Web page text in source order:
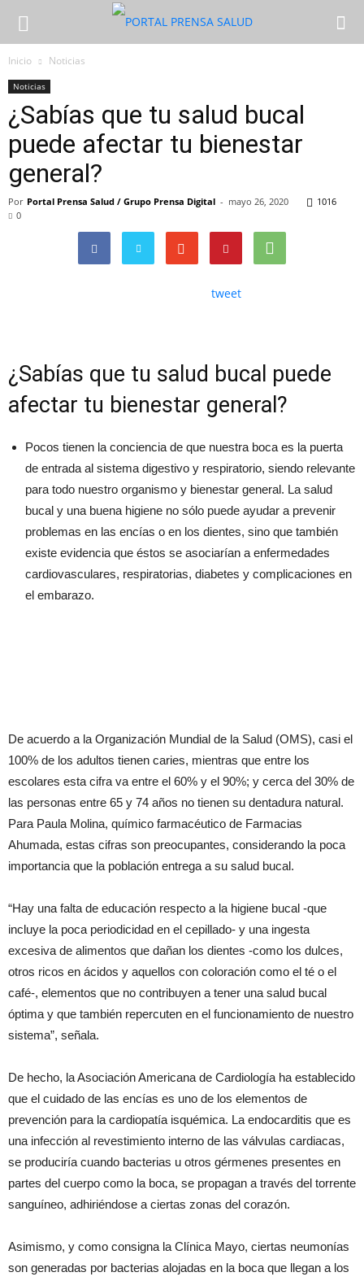
Inicio Noticias
Noticias
¿Sabías que tu salud bucal
puede afectar tu bienestar
general?
Por Portal Prensa Salud / Grupo Prensa Digital - mayo 26, 2020
1016
0
tweet
¿Sabías que tu salud bucal puede
afectar tu bienestar general?
Pocos tienen la conciencia de que nuestra boca es la puerta
de entrada al sistema digestivo y respiratorio, siendo relevante
para todo nuestro organismo y bienestar general. La salud
bucal y una buena higiene no sólo puede ayudar a prevenir
problemas en las encías o en los dientes, sino que también
existe evidencia que éstos se asociarían a enfermedades
cardiovasculares, respiratorias, diabetes y complicaciones en
el embarazo.
De acuerdo a la Organización Mundial de la Salud (OMS), casi el
100% de los adultos tienen caries, mientras que entre los
escolares esta cifra va entre el 60% y el 90%; y cerca del 30% de
las personas entre 65 y 74 años no tienen su dentadura natural.
Para Paula Molina, químico farmacéutico de Farmacias
Ahumada, estas cifras son preocupantes, considerando la poca
importancia que la población entrega a su salud bucal.
“Hay una falta de educación respecto a la higiene bucal -que
incluye la poca periodicidad en el cepillado- y una ingesta
excesiva de alimentos que dañan los dientes -como los dulces,
otros ricos en ácidos y aquellos con coloración como el té o el
café-, elementos que no contribuyen a tener una salud bucal
óptima y que también repercuten en el funcionamiento de nuestro
sistema”, señala.
De hecho, la Asociación Americana de Cardiología ha establecido
que el cuidado de las encías es uno de los elementos de
prevención para la cardiopatía isquémica. La endocarditis que es
una infección al revestimiento interno de las válvulas cardiacas,
se produciría cuando bacterias u otros gérmenes presentes en
partes del cuerpo como la boca, se propagan a través del torrente
sanguíneo, adhiriéndose a ciertas zonas del corazón.
Asimismo, y como consigna la Clínica Mayo, ciertas neumonías
son generadas por bacterias alojadas en la boca que llegan a los